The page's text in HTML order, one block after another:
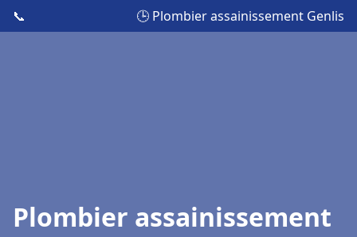
📞 🕒 Plombier assainissement Genlis
Plombier assainissement